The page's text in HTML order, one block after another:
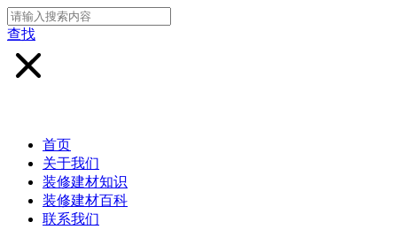
查找
首页
关于我们
装修建材知识
装修建材百科
联系我们